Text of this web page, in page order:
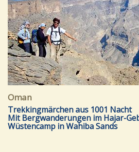
Oman
Trekkingmärchen aus 1001 Nacht
Mit Bergwanderungen im Hajar-
Wüstencamp in Wahiba Sands